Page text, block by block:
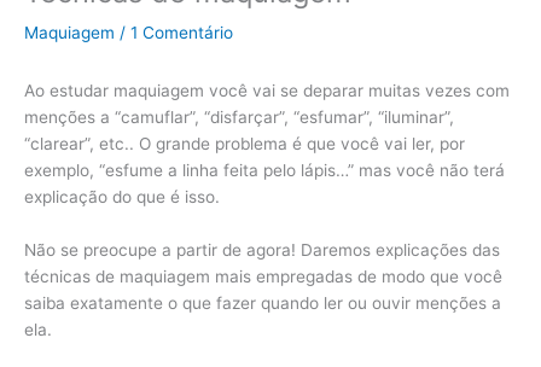
Maquiagem / 1 Comentário
Ao estudar maquiagem você vai se deparar muitas vezes com
menções a “camuflar”, “disfarçar”, “esfumar”, “iluminar”,
“clarear”, etc.. O grande problema é que você vai ler, por
exemplo, “esfume a linha feita pelo lápis…” mas você não terá
explicação do que é isso.
Não se preocupe a partir de agora! Daremos explicações das
técnicas de maquiagem mais empregadas de modo que você
saiba exatamente o que fazer quando ler ou ouvir menções a
ela.